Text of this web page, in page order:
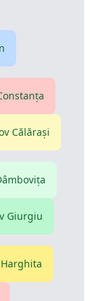
Călăraşi
Giurgiu
Harghita